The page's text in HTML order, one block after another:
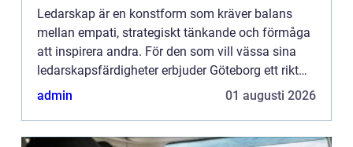
Ledarskap är en konstform som kräver balans
mellan empati, strategiskt tänkande och förmåga
att inspirera andra. För den som vill vässa sina
ledarskapsfärdigheter erbjuder Göteborg ett rikt
utbud av ledar...
admin 01 augusti 2026